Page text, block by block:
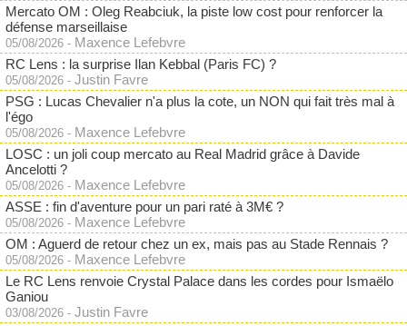
Mercato OM : Oleg Reabciuk, la piste low cost pour renforcer la
défense marseillaise
05/08/2026 - Maxence Lefebvre
RC Lens : la surprise Ilan Kebbal (Paris FC) ?
05/08/2026 - Justin Favre
PSG : Lucas Chevalier n'a plus la cote, un NON qui fait très mal à
l'égo
05/08/2026 - Maxence Lefebvre
LOSC : un joli coup mercato au Real Madrid grâce à Davide
Ancelotti ?
05/08/2026 - Maxence Lefebvre
ASSE : fin d'aventure pour un pari raté à 3M€ ?
05/08/2026 - Maxence Lefebvre
OM : Aguerd de retour chez un ex, mais pas au Stade Rennais ?
05/08/2026 - Maxence Lefebvre
Le RC Lens renvoie Crystal Palace dans les cordes pour Ismaëlo
Ganiou
03/08/2026 - Justin Favre